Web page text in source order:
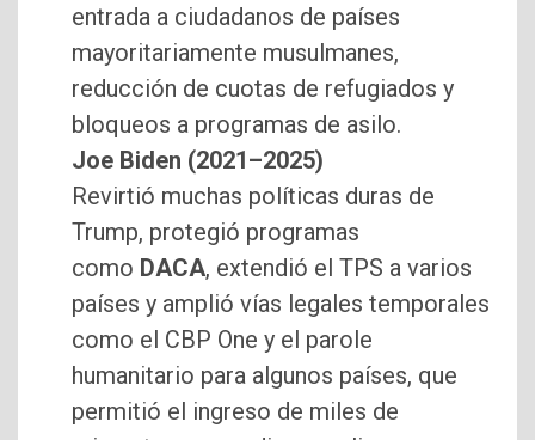
entrada a ciudadanos de países
mayoritariamente musulmanes,
reducción de cuotas de refugiados y
bloqueos a programas de asilo.
Joe Biden (2021–2025)
Revirtió muchas políticas duras de
Trump, protegió programas
como DACA, extendió el TPS a varios
países y amplió vías legales temporales
como el CBP One y el parole
humanitario para algunos países, que
permitió el ingreso de miles de